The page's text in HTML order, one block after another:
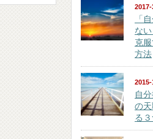
2017-
「
な
克
方法
2015-
自
の
る